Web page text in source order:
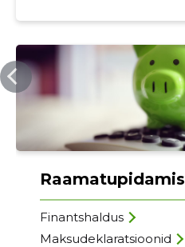
Finantshaldus
Maksudeklaratsioonid